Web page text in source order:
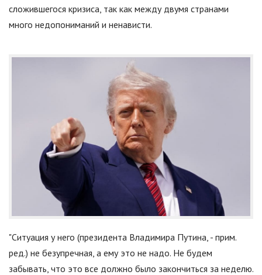
сложившегося кризиса, так как между двумя странами
много недопониманий и ненависти.
"Ситуация у него (президента Владимира Путина, - прим.
ред.) не безупречная, а ему это не надо. Не будем
забывать, что это все должно было закончиться за неделю.